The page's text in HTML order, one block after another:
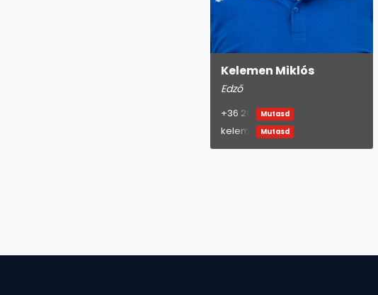
Kelemen Miklós
Edző
+36 20 Mutasd
keleme Mutasd